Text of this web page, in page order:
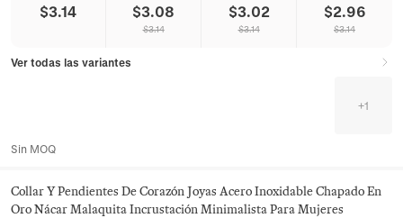
$3.14 $3.08
$3.14
$3.02
$3.14
$2.96
$3.14
Ver todas las variantes
+1
Sin MOQ
Collar Y Pendientes De Corazón Joyas Acero Inoxidable Chapado En
Oro Nácar Malaquita Incrustación Minimalista Para Mujeres